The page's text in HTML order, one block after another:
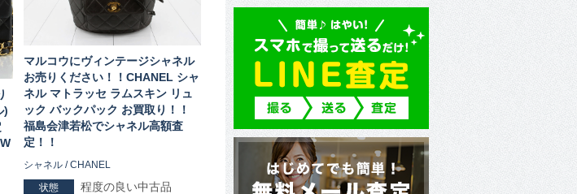
)
マルコウにヴィンテージシャネル
お売りください！！CHANEL シャ
ネル マトラッセ ラムスキン リュ
ック バックパック お買取り！！
福島会津若松でシャネル高額査
定！！
シャネル / CHANEL
状態 程度の良い中古品